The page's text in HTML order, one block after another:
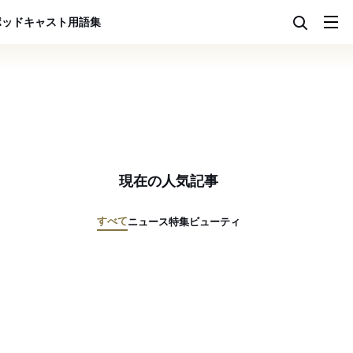
ドキャスト用語集
現在の人気記事
すべてニュース特集ビューティ